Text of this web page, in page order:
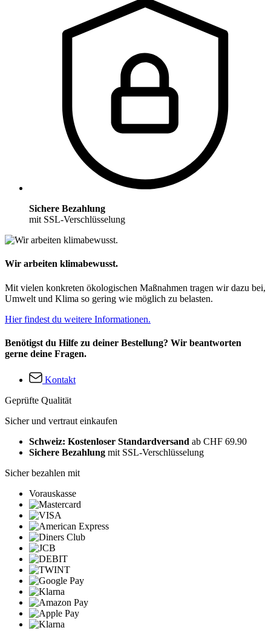
Sichere Bezahlung
mit SSL-Verschlüsselung
Wir arbeiten klimabewusst.
Mit vielen konkreten ökologischen Maßnahmen tragen wir dazu bei,
Umwelt und Klima so gering wie möglich zu belasten.
Hier findest du weitere Informationen.
Benötigst du Hilfe zu deiner Bestellung? Wir beantworten
gerne deine Fragen.
Kontakt
Geprüfte Qualität
Sicher und vertraut einkaufen
Schweiz: Kostenloser Standardversand ab CHF 69.90
Sichere Bezahlung mit SSL-Verschlüsselung
Sicher bezahlen mit
Vorauskasse